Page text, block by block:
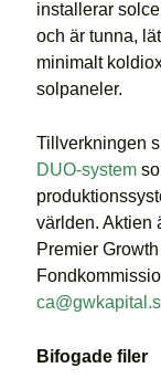
installerar
och är tunna,
minimalt
solpaneler.
Tillverkningen
DUO-system
världen. Aktien
Premier
Bifogade filer